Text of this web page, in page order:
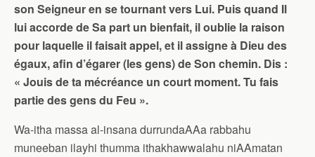
son Seigneur en se tournant vers Lui. Puis quand Il
lui accorde de Sa part un bienfait, il oublie la raison
pour laquelle il faisait appel, et il assigne à Dieu des
égaux, afin d’égarer (les gens) de Son chemin. Dis :
« Jouis de ta mécréance un court moment. Tu fais
partie des gens du Feu ».
Wa-itha massa al-insana durrundaAAa rabbahu
muneeban ilayhi thumma ithakhawwalahu niAAmatan